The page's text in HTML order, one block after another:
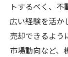
トするべく、
広い経験を活か
売却できるよう
市場動向など、